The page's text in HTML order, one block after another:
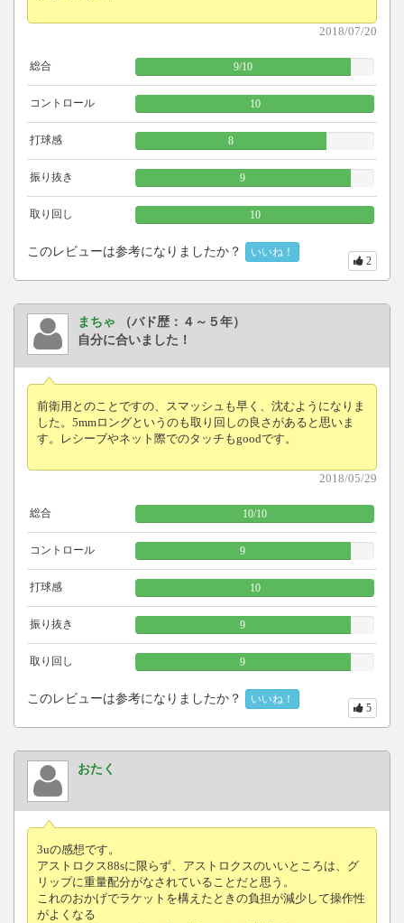
2018/07/20
総合 9/10
コントロール 10
打球感 8
振り抜き 9
取り回し 10
このレビューは参考になりましたか？ いいね！
2
まちゃ
（バド歴：４～５年）
自分に合いました！
前衛用とのことですの、スマッシュも早く、沈むようになりま
した。5mmロングというのも取り回しの良さがあると思いま
す。レシーブやネット際でのタッチもgoodです。
2018/05/29
総合 10/10
コントロール 9
打球感 10
振り抜き 9
取り回し 9
このレビューは参考になりましたか？ いいね！
5
おたく
3uの感想です。
アストロクス88sに限らず、アストロクスのいいところは、グ
リップに重量配分がなされていることだと思う。
これのおかげでラケットを構えたときの負担が減少して操作性
がよくなる